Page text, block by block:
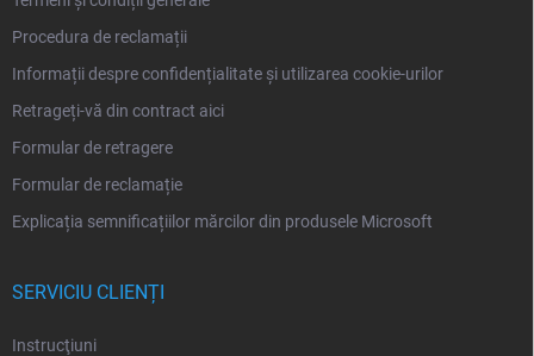
Procedura de reclamații
Informații despre confidențialitate și utilizarea cookie-urilor
Retrageți-vă din contract aici
Formular de retragere
Formular de reclamație
Explicația semnificațiilor mărcilor din produsele Microsoft
SERVICIU CLIENȚI
Instrucţiuni